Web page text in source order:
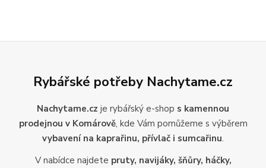
Rybářské potřeby Nachytame.cz
Nachytame.cz je rybářský e-shop s kamennou
prodejnou v Komárově, kde Vám pomůžeme s výběrem
vybavení na kaprařinu, přívlač i sumcařinu.
V nabídce najdete pruty, navijáky, šňůry, háčky,